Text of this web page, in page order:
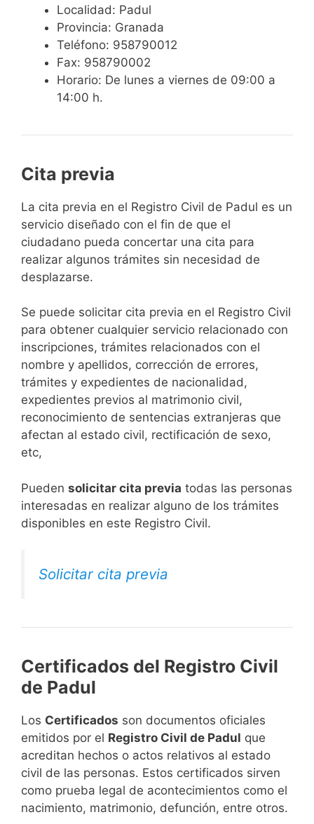
Localidad: Padul
Provincia: Granada
Teléfono: 958790012
Fax: 958790002
Horario: De lunes a viernes de 09:00 a
14:00 h.
Cita previa
​​​​​​​​​​​​​​​​​​​​​​​​​​​​La cita previa en el Registro Civil de Padul es un
servicio diseñado con el fin de que el
ciudadano pueda concertar una cita para
realizar algunos trámites sin necesidad de
desplazarse.​
Se puede solicitar cita previa en el Registro Civil
para obtener cualquier servicio relacionado con
inscripciones, trámites relacionados con el
nombre y apellidos, corrección de errores,
trámites y expedientes de nacionalidad,
expedientes previos al matrimonio civil,
reconocimiento de sentencias extranjeras que
afectan al estado civil, rectificación de sexo,
etc,
​Pueden solicitar cita previa todas las personas
interesadas en realizar alguno de los trámites
disponibles en este Registro Civil.​
Solicitar cita previa
Certificados del Registro Civil
de Padul
Los Certificados son documentos oficiales
emitidos por el Registro Civil de Padul que
acreditan hechos o actos relativos al estado
civil de las personas. Estos certificados sirven
como prueba legal de acontecimientos como el
nacimiento, matrimonio, defunción, entre otros.